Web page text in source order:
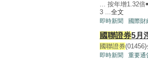
... 按年增1.32倍￭
3 ...全文
即時新聞 國際財
國聯證券5月
國聯證券
即時新聞 重要通